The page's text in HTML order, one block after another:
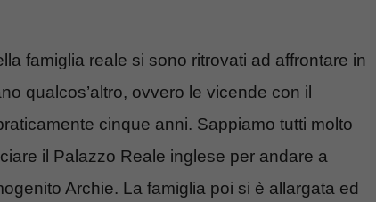
famiglia reale si sono ritrovati ad affrontare in
qualcos’altro, ovvero le vicende con il
cinque anni. Sappiamo tutti molto
il Palazzo Reale inglese per andare a
Archie. La famiglia poi si è allargata ed